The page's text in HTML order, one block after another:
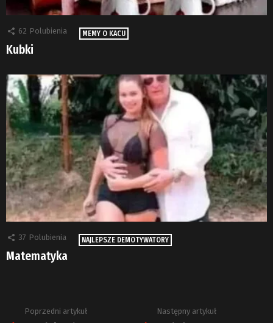
62 Polubienia MEMY O KACU
Kubki
37 Polubienia NAJLEPSZE DEMOTYWATORY
Matematyka
ZobaczPoprzedni artykuł Następny artykuł